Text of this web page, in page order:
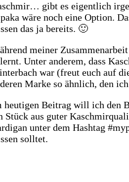
gibt es eigentlich
wäre noch eine Option.
das ja bereits. 🙂
meiner
Unter anderem, dass
war (freut euch auf
Marke so ähnlich, den
heutigen Beitrag will ich den
Stück aus guter
unter dem Hashtag
solltet.